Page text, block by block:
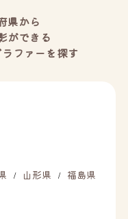
県から
ができる
ファーを探す
/ 山形県 / 福島県